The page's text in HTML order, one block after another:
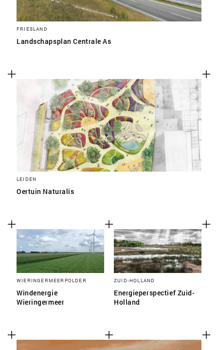
FRIESLAND
Landschapsplan Centrale As
LEIDEN
Oertuin Naturalis
WIERINGERMEERPOLDER
Windenergie
Wieringermeer
ZUID-HOLLAND
Energieperspectief Zuid-
Holland